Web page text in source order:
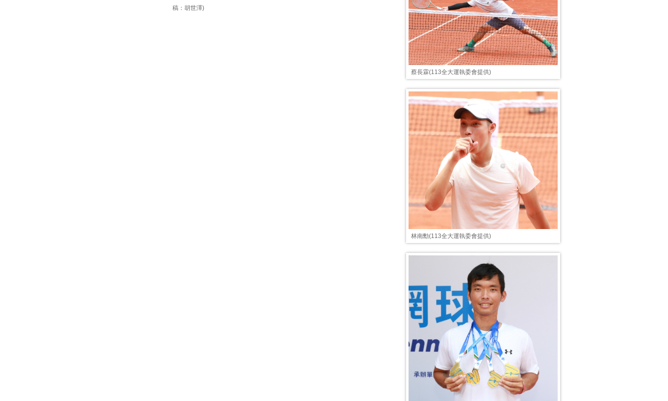
蔡長霖(113全大運執委會提供)
林南勳(113全大運執委會提供)
稿：胡世澤)